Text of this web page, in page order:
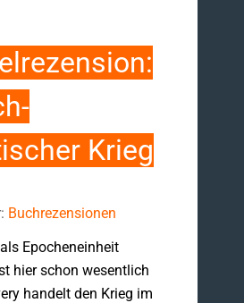
Krieg
Buchrezensionen
Epocheneinheit
hier schon wesentlich
handelt den Krieg im